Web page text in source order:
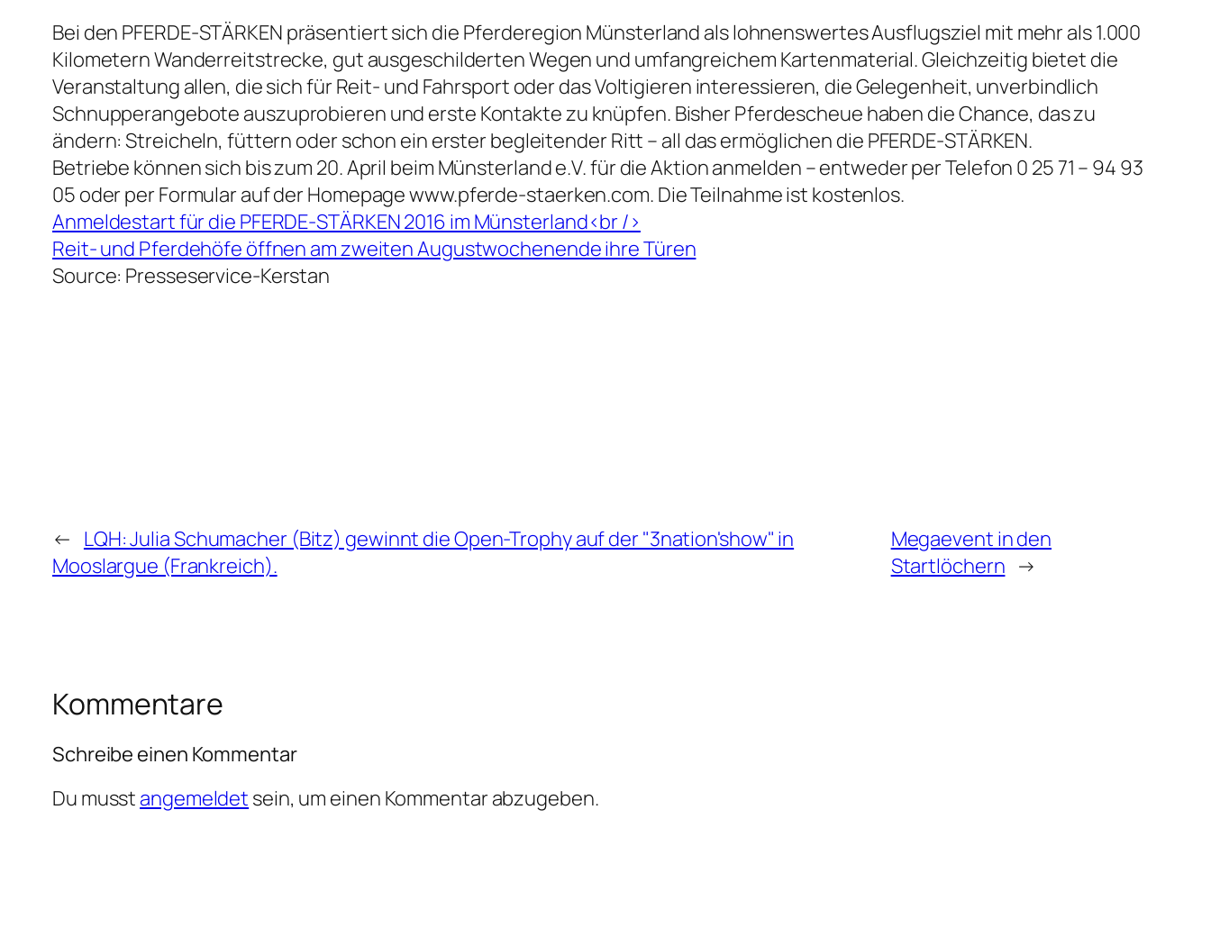
Bei den PFERDE-STÄRKEN präsentiert sich die Pferderegion Münsterland als lohnenswertes Ausflugsziel mit mehr als 1.000
Kilometern Wanderreitstrecke, gut ausgeschilderten Wegen und umfangreichem Kartenmaterial. Gleichzeitig bietet die
Veranstaltung allen, die sich für Reit- und Fahrsport oder das Voltigieren interessieren, die Gelegenheit, unverbindlich
Schnupperangebote auszuprobieren und erste Kontakte zu knüpfen. Bisher Pferdescheue haben die Chance, das zu
ändern: Streicheln, füttern oder schon ein erster begleitender Ritt – all das ermöglichen die PFERDE-STÄRKEN.
Betriebe können sich bis zum 20. April beim Münsterland e.V. für die Aktion anmelden – entweder per Telefon 0 25 71 – 94 93
05 oder per Formular auf der Homepage www.pferde-staerken.com. Die Teilnahme ist kostenlos.
Anmeldestart für die PFERDE-STÄRKEN 2016 im Münsterland<br />
Reit- und Pferdehöfe öffnen am zweiten Augustwochenende ihre Türen
Source: Presseservice-Kerstan
← LQH: Julia Schumacher (Bitz) gewinnt die Open-Trophy auf der "3nation'show" in
Mooslargue (Frankreich).
Megaevent in den
Startlöchern →
Kommentare
Schreibe einen Kommentar
Du musst angemeldet sein, um einen Kommentar abzugeben.